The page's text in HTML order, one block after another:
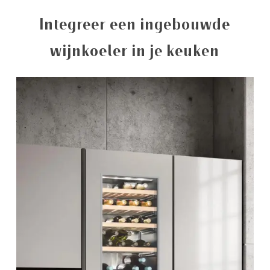
Integreer een ingebouwde
wijnkoeler in je keuken